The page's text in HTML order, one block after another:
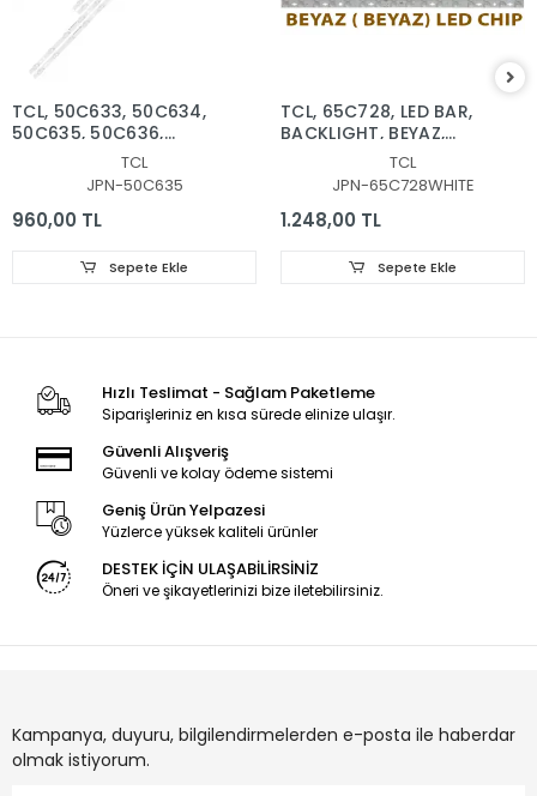
TCL, 50C633, 50C634,
50C635, 50C636,
50C637, 50C716, LED
BAR, BACKLIGHT,
50C635-ZX3030A-
2X14YH 50C635-
20211006
TCL
JPN-50C635
960,00 TL
Sepete Ekle
TCL, 65C728, LED BAR,
BACKLIGHT, BEYAZ,
TCL
JPN-65C728WHITE
1.248,00 TL
Sepete Ekle
Hızlı Teslimat - Sağlam Paketleme
Siparişleriniz en kısa sürede elinize ulaşır.
Güvenli Alışveriş
Güvenli ve kolay ödeme sistemi
Geniş Ürün Yelpazesi
Yüzlerce yüksek kaliteli ürünler
DESTEK İÇİN ULAŞABİLİRSİNİZ
Öneri ve şikayetlerinizi bize iletebilirsiniz.
Kampanya, duyuru, bilgilendirmelerden e-posta ile haberdar
olmak istiyorum.